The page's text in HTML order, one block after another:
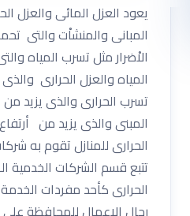
يعود العزل المائى والعزل
المبانى والمنشاْت والتى
الاْضرار مثل تسرب المياه
المياه والعزل الحرارى
تسرب الحرارى والذى يزيد من
المبنى والذى يزيد من
الحرارى للمنازل تقوم به
تتبع قسم الشركات الخدمية
الحرارى كأحد مفردات